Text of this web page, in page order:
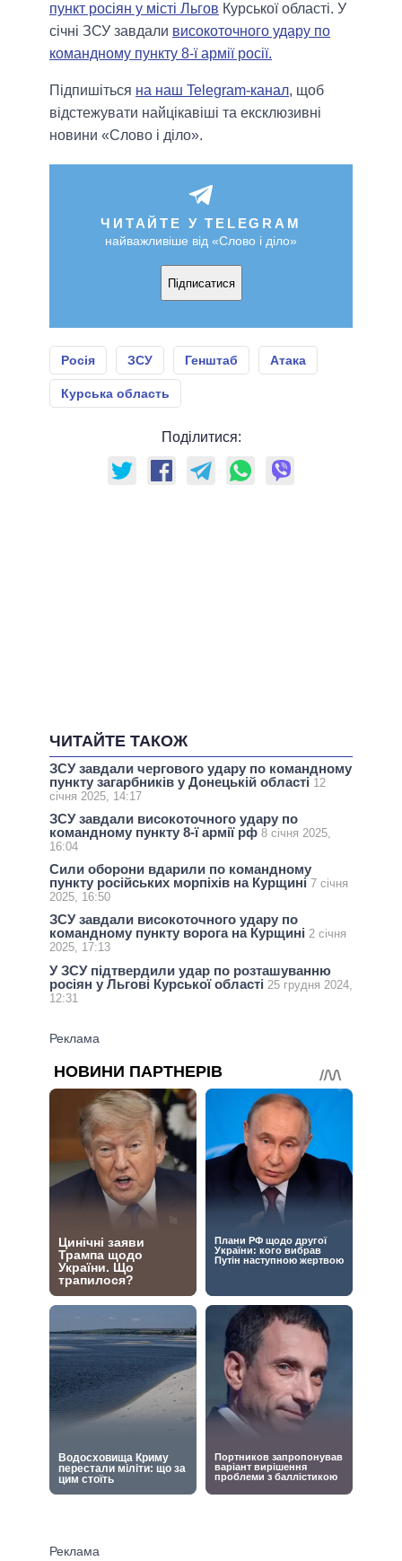
пункт росіян у місті Льгов Курської області. У
січні ЗСУ завдали високоточного удару по
командному пункту 8-ї армії росії.
Підпишіться на наш Telegram-канал, щоб
відстежувати найцікавіші та ексклюзивні
новини «Слово і діло».
ЧИТАЙТЕ У TELEGRAM
найважливіше від «Слово і діло»
Підписатися
Росія ЗСУ Генштаб Атака
Курська область
Поділитися:
ЧИТАЙТЕ ТАКОЖ
ЗСУ завдали чергового удару по командному
пункту загарбників у Донецькій області 12
січня 2025, 14:17
ЗСУ завдали високоточного удару по
командному пункту 8-ї армії рф 8 січня 2025,
16:04
Сили оборони вдарили по командному
пункту російських морпіхів на Курщині 7 січня
2025, 16:50
ЗСУ завдали високоточного удару по
командному пункту ворога на Курщині 2 січня
2025, 17:13
У ЗСУ підтвердили удар по розташуванню
росіян у Льгові Курської області 25 грудня 2024,
12:31